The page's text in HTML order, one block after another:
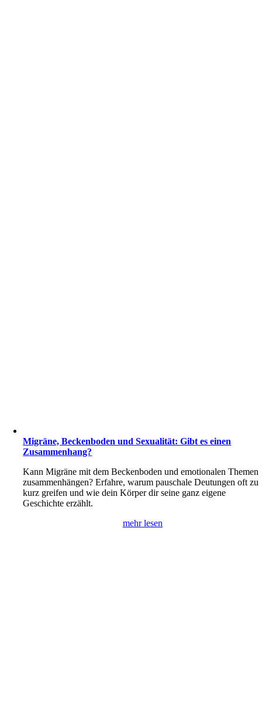
Migräne, Beckenboden und Sexualität: Gibt es einen
Zusammenhang?
Kann Migräne mit dem Beckenboden und emotionalen Themen
zusammenhängen? Erfahre, warum pauschale Deutungen oft zu
kurz greifen und wie dein Körper dir seine ganz eigene
Geschichte erzählt.
mehr lesen